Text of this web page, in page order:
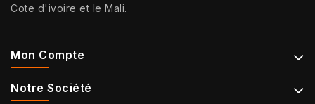
Cote d'ivoire et le Mali.
Mon Compte
Notre Société